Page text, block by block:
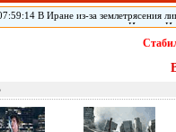
В Иране из-за землетрясения
в воскресенье на границе Ирана с
сообщил источник в иранском